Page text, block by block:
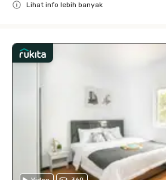
Lihat info lebih banyak